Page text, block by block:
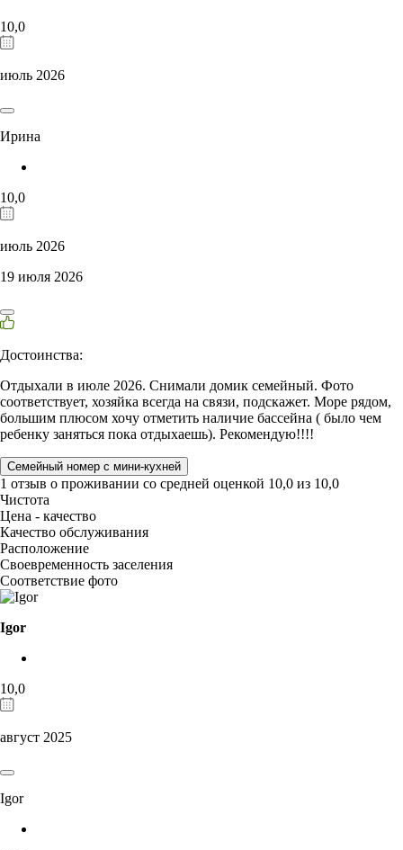
10,0
июль 2026
Ирина
10,0
июль 2026
19 июля 2026
Достоинства:
Отдыхали в июле 2026. Снимали домик семейный. Фото
соответствует, хозяйка всегда на связи, подскажет. Море рядом,
большим плюсом хочу отметить наличие бассейна ( было чем
ребенку заняться пока отдыхаешь). Рекомендую!!!!
Семейный номер с мини-кухней
1 отзыв о проживании со средней оценкой 10,0 из 10,0
Чистота
Цена - качество
Качество обслуживания
Расположение
Своевременность заселения
Соответствие фото
Igor
10,0
август 2025
Igor